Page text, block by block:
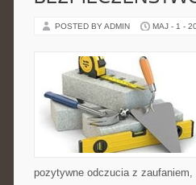
POSTED BY ADMIN MAJ - 1 -
pozytywne odczucia z